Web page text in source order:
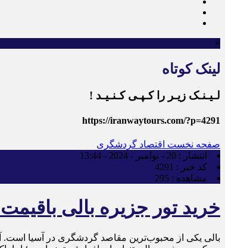
×
لینک کوتاه
لـیـنـک زیـر را کـپـی کـنـیـد !
https://iranwaytours.com/?p=4291
صفحه نخست اقتصاد گردشگری
انتشار : 20 - نوامبر - 2024 - 13:44
کد خبر : 4291
مشاهده : 295
خرید تور جزیره بالی
بالی یکی از محبوب‌ترین مقاصد گردشگری در آسیا است.